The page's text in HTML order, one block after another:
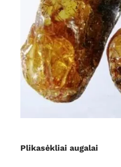
Plikasėkliai augalai